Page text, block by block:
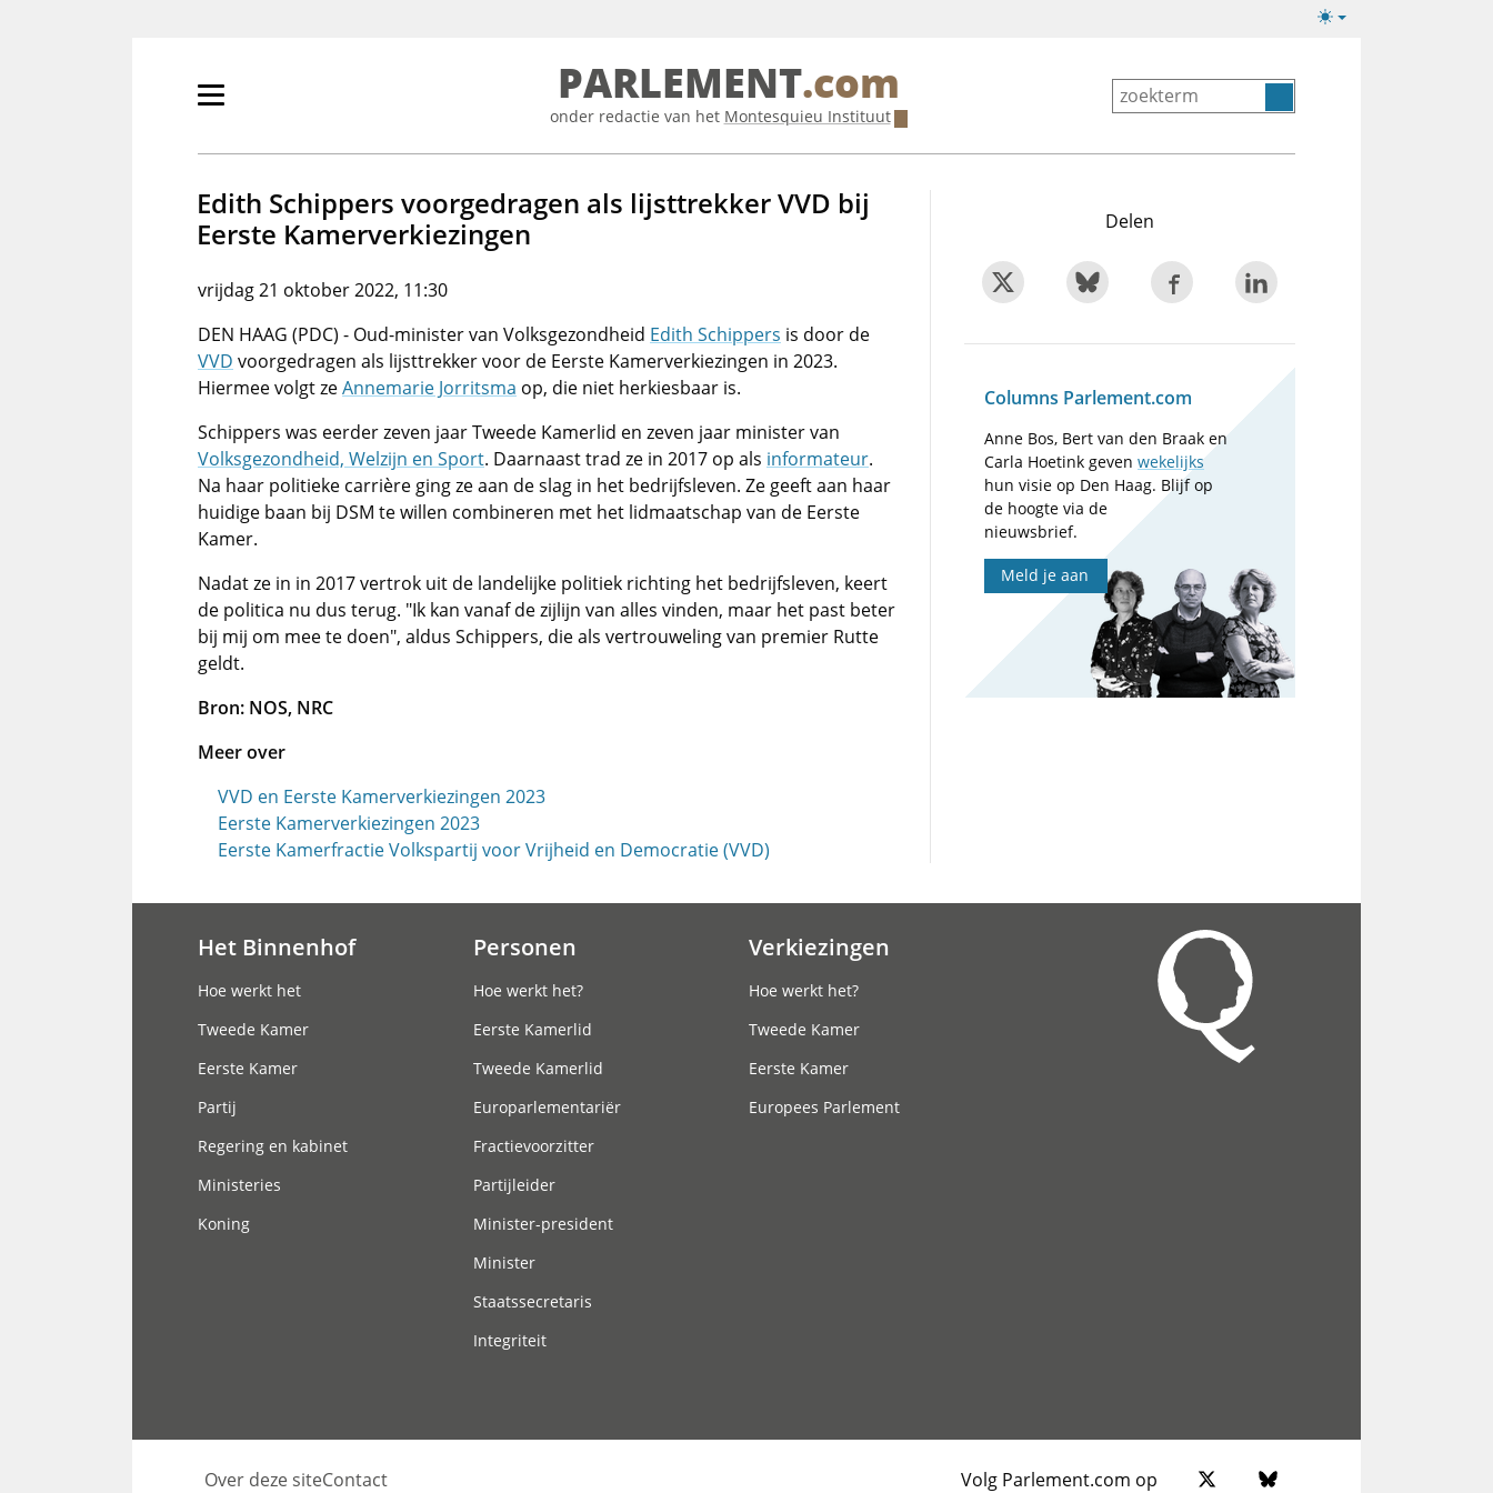
Lichte/donkere
Primair
tonen/verbergen
PARLEMENT.com
onder redactie van het Montesquieu Instituut
Edith Schippers voorgedragen als lijsttrekker VVD bij
Eerste Kamerverkiezingen
vrijdag 21 oktober 2022, 11:30
DEN HAAG (PDC) - Oud-minister van Volksgezondheid Edith Schippers is door de
VVD voorgedragen als lijsttrekker voor de Eerste Kamerverkiezingen in 2023.
Hiermee volgt zeAnnemarie Jorritsma op, die niet herkiesbaar is.
Schippers was eerder zeven jaar Tweede Kamerlid en zeven jaar minister van
Volksgezondheid, Welzijn en Sport. Daarnaast trad ze in 2017 op als informateur.
Na haar politieke carrière ging ze aan de slag in het bedrijfsleven. Ze geeft aan haar
huidige baan bij DSM te willen combineren met het lidmaatschap van de Eerste
Kamer.
Nadat ze in in 2017 vertrok uit de landelijke politiek richting het bedrijfsleven, keert
de politica nu dus terug. "Ik kan vanaf de zijlijn van alles vinden, maar het past beter
bij mij om mee te doen", aldus Schippers, die als vertrouweling van premier Rutte
geldt.
Bron: NOS, NRC
Meer over
VVD en Eerste Kamerverkiezingen 2023
Eerste Kamerverkiezingen 2023
Eerste Kamerfractie Volkspartij voor Vrijheid en Democratie (VVD)
Delen
Columns Parlement.com
Anne Bos, Bert van den Braak en
Carla Hoetink gevenwekelijks
hun visie op Den Haag. Blijf op
de hoogte via de
nieuwsbrief.
Meld je aan
Het Binnenhof
Hoe werkt het
Tweede Kamer
Eerste Kamer
Partij
Regering en kabinet
Ministeries
Koning
Personen
Hoe werkt het?
Eerste Kamerlid
Tweede Kamerlid
Europarlementariër
Fractievoorzitter
Partijleider
Minister-president
Minister
Staatssecretaris
Integriteit
Verkiezingen
Hoe werkt het?
Tweede Kamer
Eerste Kamer
Europees Parlement
Over deze siteContact Volg Parlement.com op